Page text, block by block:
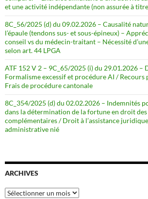
et une activité indépendante (non assurée à
8C_56/2025 (d) du 09.02.2026 – Causalité
l’épaule (tendons sus- et sous-épineux) –
conseil vs du médecin-traitant – Nécessité
selon art. 44 LPGA
ATF 152 V 2 – 9C_65/2025 (i) du 29.01.2026 –
Formalisme excessif et procédure AI / Recours
Frais de procédure cantonale
8C_354/2025 (d) du 02.02.2026 – Indemnités
dans la détermination de la fortune en droit
complémentaires / Droit à l’assistance
administrative nié
ARCHIVES
Archives